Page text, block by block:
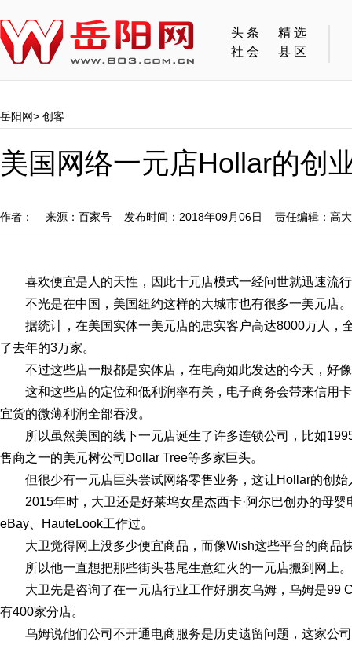
头条
精选
社会
县区
岳阳网> 创客
美国网络一元店Hollar的创
作者： 来源：百家号 发布时间：2018年09月06日 责任编辑：高
喜欢便宜是人的天性，因此十元店模式一经问世就迅速流
不光是在中国，美国纽约这样的大城市也有很多一美元店。
据统计，在美国实体一美元店的忠实客户高达8000万人，
了去年的3万家。
不过这些店一般都是实体店，在电商如此发达的今天，好
这和这些店的定位和低利润率有关，电子商务会带来信用
宜货的微薄利润全部吞没。
所以虽然美国的线下一元店诞生了许多连锁公司，比如
售商之一的美元树公司Dollar Tree等多家巨头。
但很少有一元店巨头尝试网络零售业务，这让Hollar的创
2015年时，大卫还是好莱坞女星杰西卡·阿尔巴创办的母
eBay、HauteLook工作过。
大卫觉得网上没多少便宜商品，而像Wish这些平台的商品
所以他一直想把那些街头巷尾生意红火的一元店搬到网上。
大卫先是咨询了在一元店行业工作好朋友乌姆，乌姆是99
有400家分店。
乌姆说他们公司不开通电商服务是历史遗留问题，这家公